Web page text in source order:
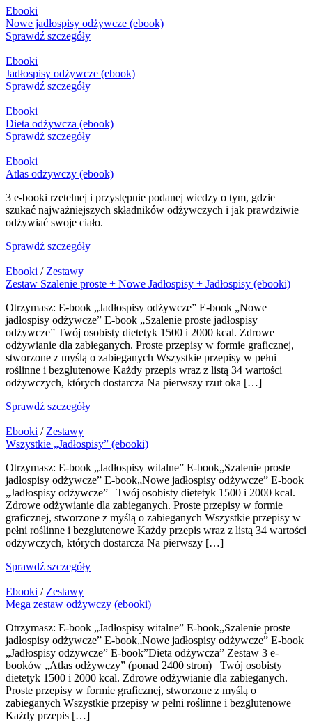
Ebooki
Nowe jadłospisy odżywcze (ebook)
Sprawdź szczegóły
Ebooki
Jadłospisy odżywcze (ebook)
Sprawdź szczegóły
Ebooki
Dieta odżywcza (ebook)
Sprawdź szczegóły
Ebooki
Atlas odżywczy (ebook)
3 e-booki rzetelnej i przystępnie podanej wiedzy o tym, gdzie
szukać najważniejszych składników odżywczych i jak prawdziwie
odżywiać swoje ciało.
Sprawdź szczegóły
Ebooki / Zestawy
Zestaw Szalenie proste + Nowe Jadłospisy + Jadłospisy (ebooki)
Otrzymasz: E-book „Jadłospisy odżywcze” E-book „Nowe
jadłospisy odżywcze” E-book „Szalenie proste jadłospisy
odżywcze” Twój osobisty dietetyk 1500 i 2000 kcal. Zdrowe
odżywianie dla zabieganych. Proste przepisy w formie graficznej,
stworzone z myślą o zabieganych Wszystkie przepisy w pełni
roślinne i bezglutenowe Każdy przepis wraz z listą 34 wartości
odżywczych, których dostarcza Na pierwszy rzut oka […]
Sprawdź szczegóły
Ebooki / Zestawy
Wszystkie „Jadłospisy” (ebooki)
Otrzymasz: E-book „Jadłospisy witalne” E-book„Szalenie proste
jadłospisy odżywcze” E-book„Nowe jadłospisy odżywcze” E-book
„Jadłospisy odżywcze” Twój osobisty dietetyk 1500 i 2000 kcal.
Zdrowe odżywianie dla zabieganych. Proste przepisy w formie
graficznej, stworzone z myślą o zabieganych Wszystkie przepisy w
pełni roślinne i bezglutenowe Każdy przepis wraz z listą 34 wartości
odżywczych, których dostarcza Na pierwszy […]
Sprawdź szczegóły
Ebooki / Zestawy
Mega zestaw odżywczy (ebooki)
Otrzymasz: E-book „Jadłospisy witalne” E-book„Szalenie proste
jadłospisy odżywcze” E-book„Nowe jadłospisy odżywcze” E-book
„Jadłospisy odżywcze” E-book”Dieta odżywcza” Zestaw 3 e-
booków „Atlas odżywczy” (ponad 2400 stron) Twój osobisty
dietetyk 1500 i 2000 kcal. Zdrowe odżywianie dla zabieganych.
Proste przepisy w formie graficznej, stworzone z myślą o
zabieganych Wszystkie przepisy w pełni roślinne i bezglutenowe
Każdy przepis […]